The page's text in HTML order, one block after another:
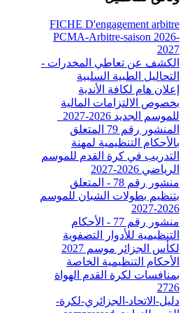
FICHE D'engagement arbitre
PCMA-Arbitre-saison 2026-
2027
الكشف عن تعاطي المخدرات -
التحاليل الطبية السلبية
إعلان هام لكافة الأندية
بخصوص الالتزامات المالية
للموسم الجديد 2026-2027_
المنشور رقم 79 المتعلق
بالأحكام التنظيمية لمهنة
التدريب في كرة القدم للموسم
الرياضي 2026-2027
منشور رقم 78 - المتعلق
بتنظيم بطولات الشبان للموسم
2026-2027
منشور رقم 77 - الأحكام
التنظيمية للأدوار التصفوية
لكأس الجزائر موسم 2027
الأحكام التنظيمية الخاصة
بمنافسات لكرة القدم الهواة
2726
دليل-الاتحاد-الجزائري-لكرة-